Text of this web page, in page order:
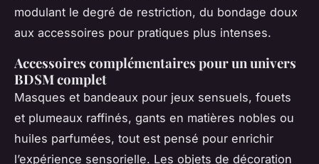
modulant le degré de restriction, du bondage doux
aux accessoires pour pratiques plus intenses.
Accessoires complémentaires pour un univers
BDSM complet
Masques et bandeaux pour jeux sensuels, fouets
et plumeaux raffinés, gants en matières nobles ou
huiles parfumées, tout est pensé pour enrichir
l’expérience sensorielle. Les objets de décoration